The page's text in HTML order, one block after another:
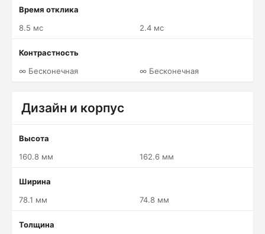
Время отклика
8.5 мс
2.4 мс
Контрастность
∞ Бесконечная
∞ Бесконечная
Дизайн и корпус
Высота
160.8 мм
162.6 мм
Ширина
78.1 мм
74.8 мм
Толщина